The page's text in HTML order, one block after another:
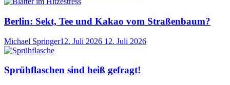
Berlin: Sekt, Tee und Kakao vom Straßenbaum?
Michael Springer12. Juli 2026 12. Juli 2026
Sprühflaschen sind heiß gefragt!